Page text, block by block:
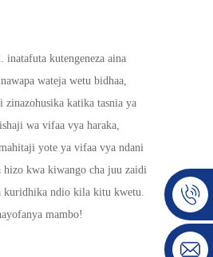
kutengeneza aina
wateja wetu bidhaa,
zinazohusika katika tasnia ya
wa vifaa vya haraka,
yote ya vifaa vya ndani
hizo kwa kiwango cha juu zaidi
kuridhika ndio kila kitu kwetu.
mambo!